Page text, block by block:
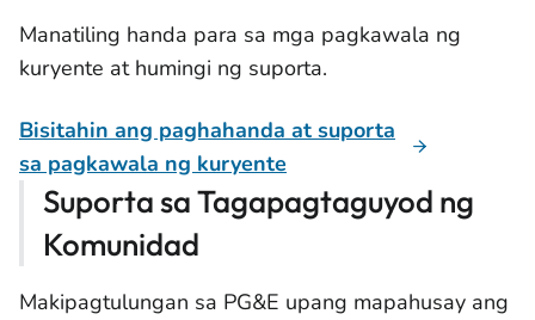
Manatiling handa para sa mga pagkawala ng
kuryente at humingi ng suporta.
Bisitahin ang paghahanda at suporta
sa pagkawala ng kuryente
Suporta sa Tagapagtaguyod ng
Komunidad
Makipagtulungan sa PG&E upang mapahusay ang